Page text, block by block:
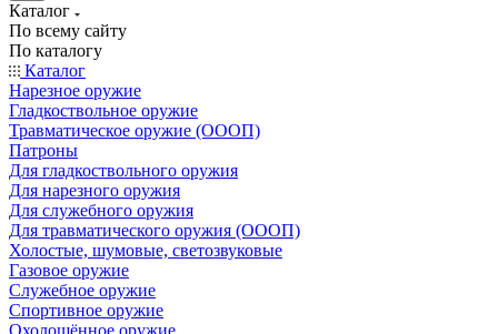
Каталог
По всему сайту
По каталогу
Каталог
Нарезное оружие
Гладкоствольное оружие
Травматическое оружие (ОООП)
Патроны
Для гладкоствольного оружия
Для нарезного оружия
Для служебного оружия
Для травматического оружия (ОООП)
Холостые, шумовые, светозвуковые
Газовое оружие
Служебное оружие
Спортивное оружие
Охолощённое оружие